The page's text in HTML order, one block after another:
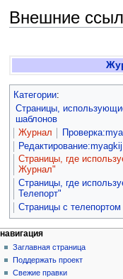
Внешние
Категории:
Страницы,
шаблонов
Журнал
Редактирование:myagkij
Страницы, где
Журнал"
Страницы, где
Телепорт"
Страницы с телепортом
навигация
Заглавная страница
Поддержать проект
Свежие правки